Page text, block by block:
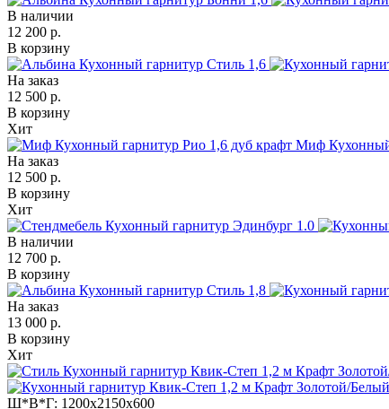
В наличии
12 200 р.
В корзину
На заказ
12 500 р.
В корзину
Хит
Миф Кухонный
На заказ
12 500 р.
В корзину
Хит
В наличии
12 700 р.
В корзину
На заказ
13 000 р.
В корзину
Хит
Ш*В*Г: 1200x2150x600